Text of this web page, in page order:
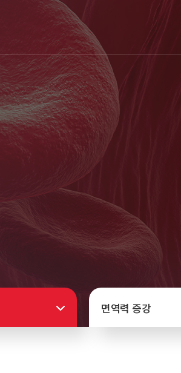
면역력 증강